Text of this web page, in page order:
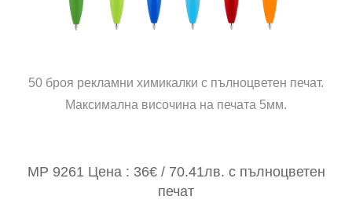
50 броя рекламни химикалки с пълноцветен печат.
Максимална височина на печата 5мм.
MP 9261 Цена : 36€ / 70.41лв. с пълноцветен
печат